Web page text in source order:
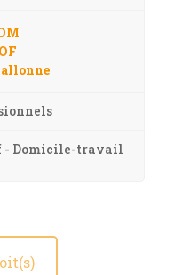
- Domicile-travail